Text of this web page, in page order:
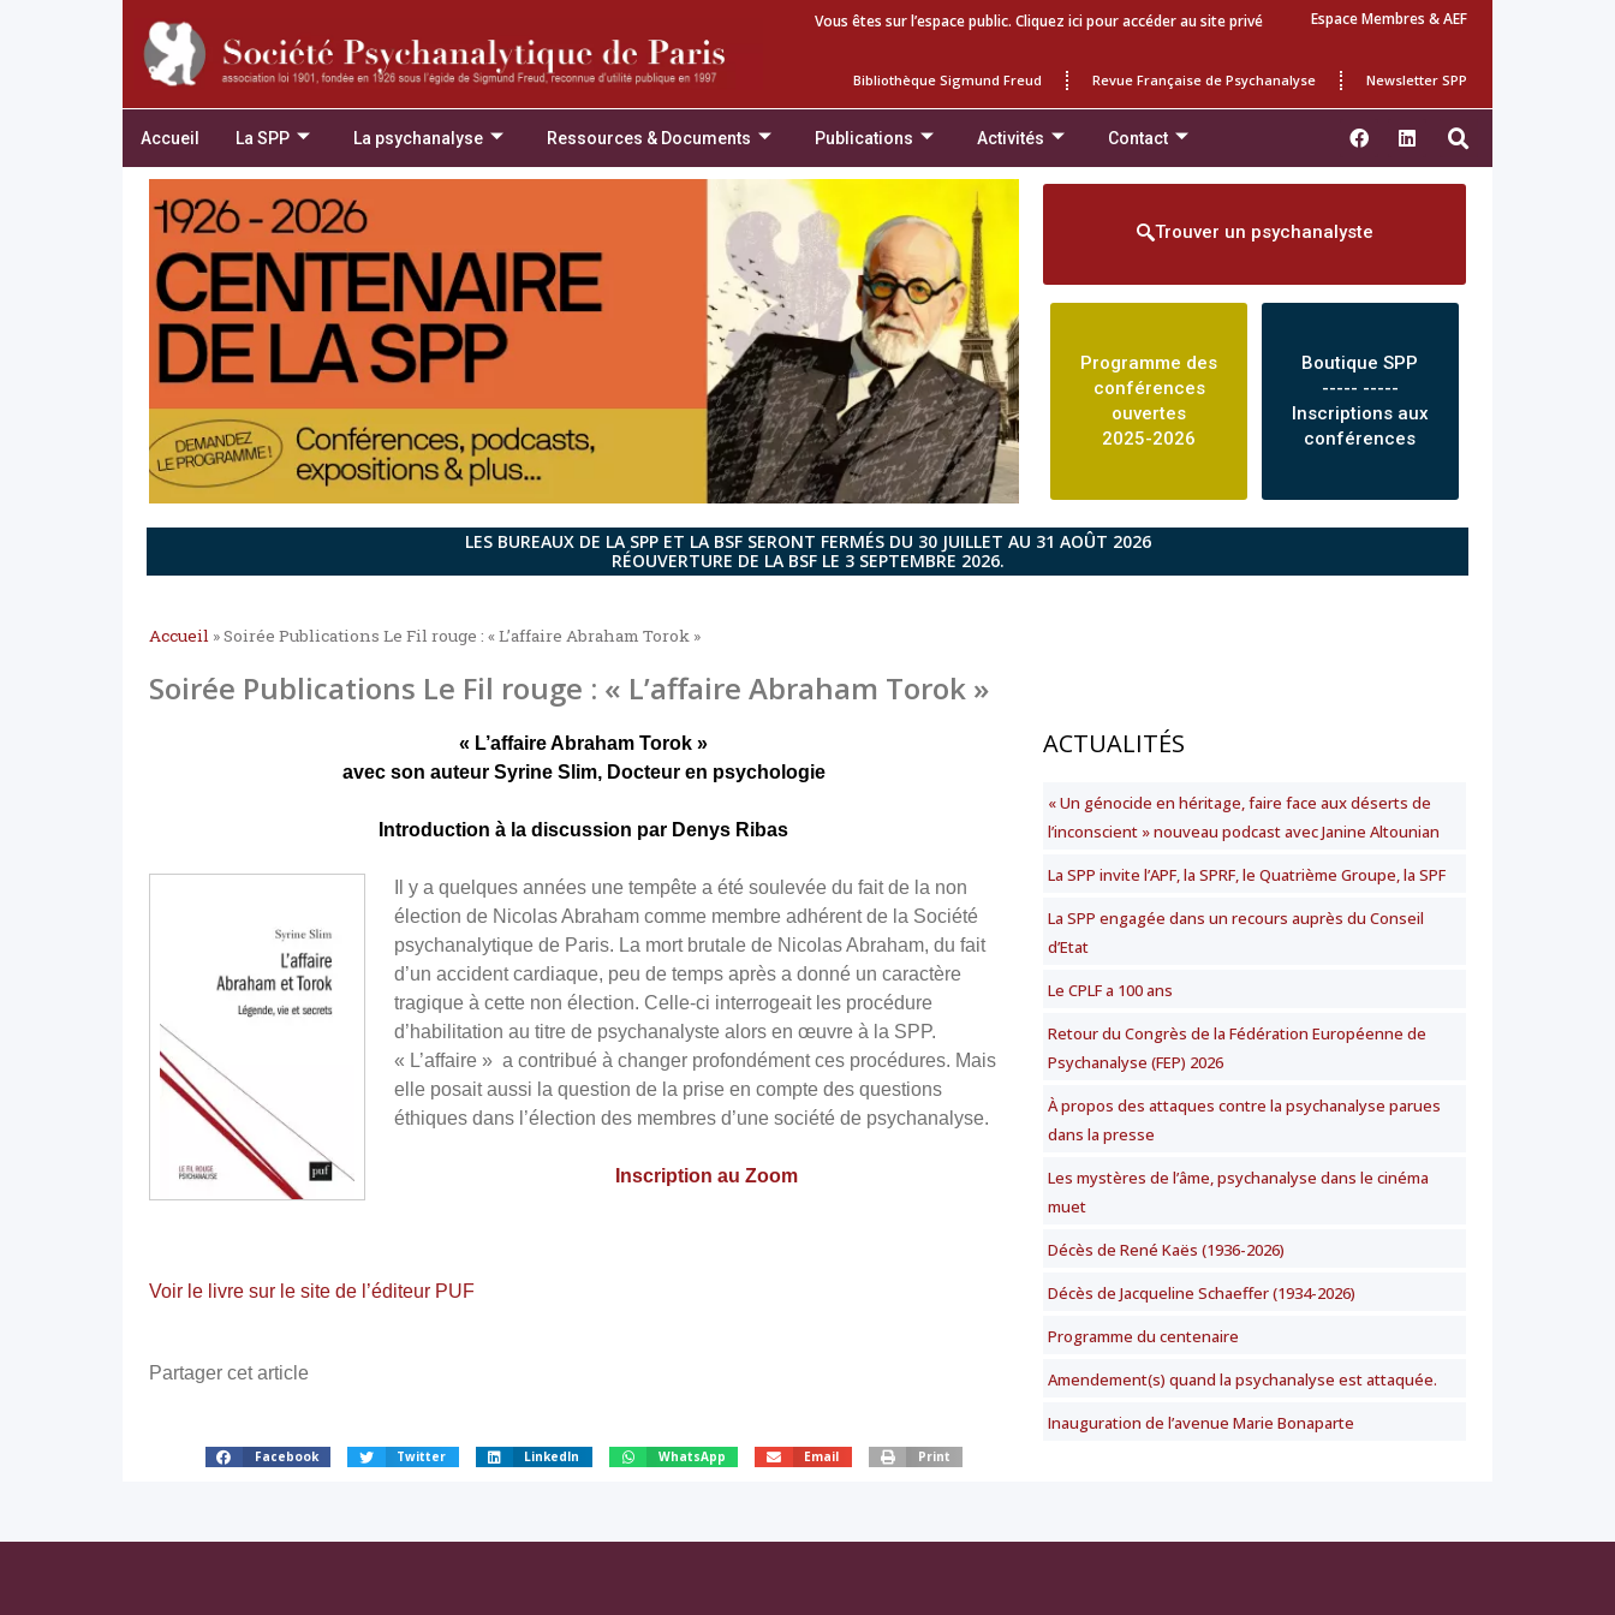
Vous êtes sur l’espace public. Cliquez ici pour accéder au site privé Espace Membres & AEF
Bibliothèque Sigmund Freud Revue Française de Psychanalyse Newsletter SPP
Accueil La SPP La psychanalyse Ressources & Documents Publications Activités Contact
Trouver un psychanalyste
Programme des
conférences
ouvertes
2025-2026
Boutique SPP
----- -----
Inscriptions aux
conférences
LES BUREAUX DE LA SPP ET LA BSF SERONT FERMÉS DU 30 JUILLET AU 31 AOÛT 2026
RÉOUVERTURE DE LA BSF LE 3 SEPTEMBRE 2026.
Accueil »Soirée Publications Le Fil rouge : « L’affaire Abraham Torok »
Soirée Publications Le Fil rouge : « L’affaire Abraham Torok »
« L’affaire Abraham Torok »
avec son auteur Syrine Slim, Docteur en psychologie
Introduction à la discussion par Denys Ribas
Il y a quelques années une tempête a été soulevée du fait de la non
élection de Nicolas Abraham comme membre adhérent de la Société
psychanalytique de Paris. La mort brutale de Nicolas Abraham, du fait
d’un accident cardiaque, peu de temps après a donné un caractère
tragique à cette non élection. Celle-ci interrogeait les procédure
d’habilitation au titre de psychanalyste alors en œuvre à la SPP.
« L’affaire » a contribué à changer profondément ces procédures. Mais
elle posait aussi la question de la prise en compte des questions
éthiques dans l’élection des membres d’une société de psychanalyse.
Inscription au Zoom
Voir le livre sur le site de l’éditeur PUF
Partager cet article
Facebook Twitter LinkedIn WhatsApp Email Print
ACTUALITÉS
« Un génocide en héritage, faire face aux déserts de
l’inconscient » nouveau podcast avec Janine Altounian
La SPP invite l’APF, la SPRF, le Quatrième Groupe, la SPF
La SPP engagée dans un recours auprès du Conseil
d’Etat
Le CPLF a 100 ans
Retour du Congrès de la Fédération Européenne de
Psychanalyse (FEP) 2026
À propos des attaques contre la psychanalyse parues
dans la presse
Les mystères de l’âme, psychanalyse dans le cinéma
muet
Décès de René Kaës (1936-2026)
Décès de Jacqueline Schaeffer (1934-2026)
Programme du centenaire
Amendement(s) quand la psychanalyse est attaquée.
Inauguration de l’avenue Marie Bonaparte